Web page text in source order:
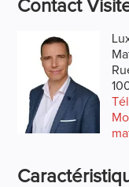
Contact